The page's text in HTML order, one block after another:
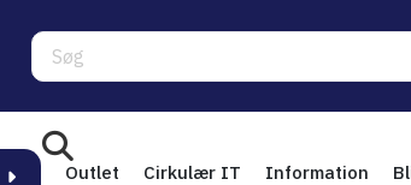
Søg
Outlet Cirkulær IT Information